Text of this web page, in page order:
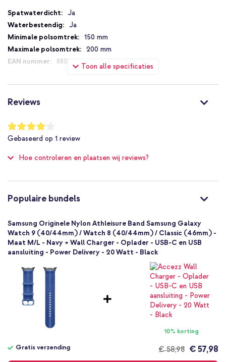
Toon alle specificaties
Specificaties
Ja
Ja
150 mm
200 mm
8806097460404
ET-SOL33LNEGEU
Smartwatch bandje
Geen
Reviews
Waardering:
80
%
of
Gebaseerd op 1 review
Hoe controleren en plaatsen wij reviews?
Populaire bundels
Samsung Originele Nylon Athleisure Band Samsung Galaxy
Watch 9 (40/44mm) / Watch 8 (40/44mm) / Classic (46mm) -
Maat M/L - Navy + Wall Charger - Oplader - USB-C en USB
aansluiting - Power Delivery - 20 Watt - Black
10% korting
€ 58,98
Gratis verzending € 57,98